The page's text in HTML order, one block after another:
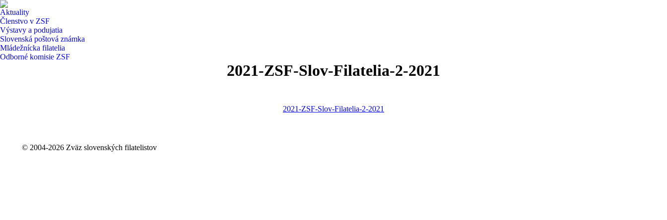
Aktuality
Členstvo v ZSF
Výstavy a podujatia
Slovenská poštová známka
Mládežnícka filatelia
Odborné komisie ZSF
2021-ZSF-Slov-Filatelia-2-2021
2021-ZSF-Slov-Filatelia-2-2021
© 2004-2026 Zväz slovenských filatelistov